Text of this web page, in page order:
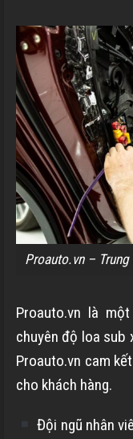
Proauto.vn –
Proauto.vn là
chuyên độ loa sub
Proauto.vn cam
cho khách hàng.
Đội ngũ nhân